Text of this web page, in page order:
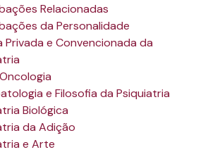
Relacionadas
da Personalidade
Privada e Convencionada da
e Filosofia da Psiquiatria
Biológica
da Adição
e Arte